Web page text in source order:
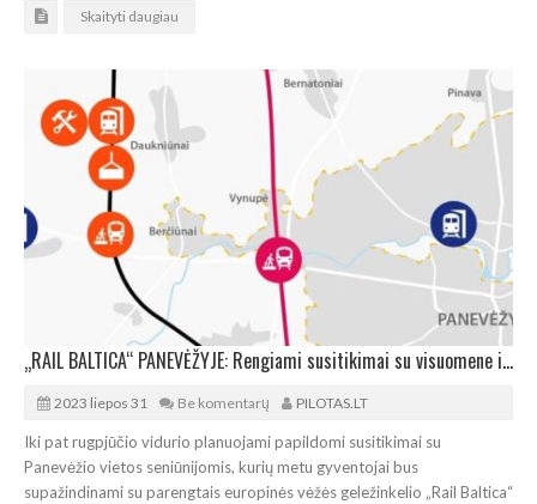
Skaityti daugiau
„RAIL BALTICA“ PANEVĖŽYJE: Rengiami susitikimai su visuomene ir viešas pristatymas
2023 liepos 31 Be komentarų PILOTAS.LT
Iki pat rugpjūčio vidurio planuojami papildomi susitikimai su
Panevėžio vietos seniūnijomis, kurių metu gyventojai bus
supažindinami su parengtais europinės vėžės geležinkelio „Rail Baltica“